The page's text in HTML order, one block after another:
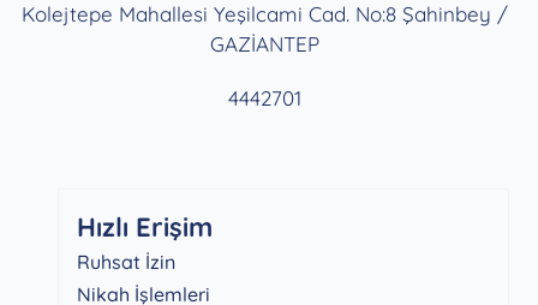
Kolejtepe Mahallesi Yeşilcami Cad. No:8 Şahinbey /
GAZİANTEP
4442701
Hızlı Erişim
Ruhsat İzin
Nikah İşlemleri